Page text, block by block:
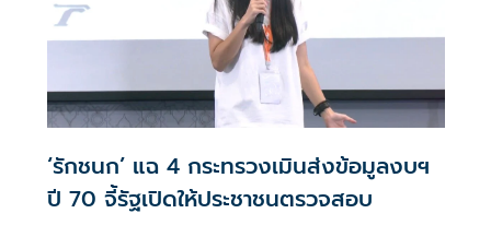
‘รักชนก’ แฉ 4 กระทรวงเมินส่งข้อมูลงบฯ
ปี 70 จี้รัฐเปิดให้ประชาชนตรวจสอบ